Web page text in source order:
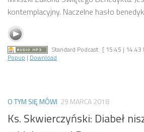
kontemplacyjny. Naczelne hasło
Standard Podcast [ 15:45 | 14.43
Popup | Download
O TYM SIĘ MÓWI 29 MARCA 2018
Ks. Skwierczyński: Diabeł